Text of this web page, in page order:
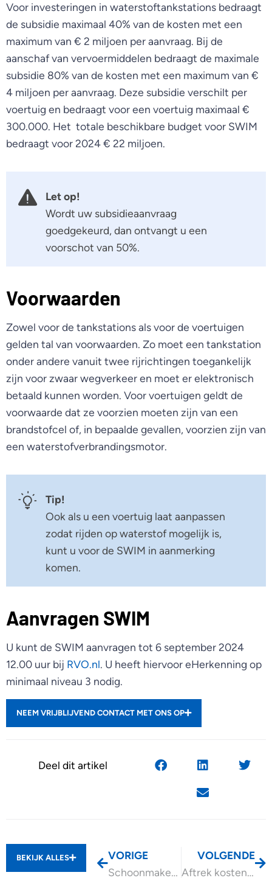
Voor investeringen in waterstoftankstations bedraagt
de subsidie maximaal 40% van de kosten met een
maximum van € 2 miljoen per aanvraag. Bij de
aanschaf van vervoermiddelen bedraagt de maximale
subsidie 80% van de kosten met een maximum van €
4 miljoen per aanvraag. Deze subsidie verschilt per
voertuig en bedraagt voor een voertuig maximaal €
300.000. Het totale beschikbare budget voor SWIM
bedraagt voor 2024 € 22 miljoen.
Let op!
Wordt uw subsidieaanvraag
goedgekeurd, dan ontvangt u een
voorschot van 50%.
Voorwaarden
Zowel voor de tankstations als voor de voertuigen
gelden tal van voorwaarden. Zo moet een tankstation
onder andere vanuit twee rijrichtingen toegankelijk
zijn voor zwaar wegverkeer en moet er elektronisch
betaald kunnen worden. Voor voertuigen geldt de
voorwaarde dat ze voorzien moeten zijn van een
brandstofcel of, in bepaalde gevallen, voorzien zijn van
een waterstofverbrandingsmotor.
Tip!
Ook als u een voertuig laat aanpassen
zodat rijden op waterstof mogelijk is,
kunt u voor de SWIM in aanmerking
komen.
Aanvragen SWIM
U kunt de SWIM aanvragen tot 6 september 2024
12.00 uur bij RVO.nl. U heeft hiervoor eHerkenning op
minimaal niveau 3 nodig.
NEEM VRIJBLIJVEND CONTACT MET ONS OP
Deel dit artikel
BEKIJK ALLES
VORIGE
Schoonmakers via platform Helpling zijn mogelijk werknemers
VOLGENDE
Aftrek kosten thuiswerken ook voor zzp’er?